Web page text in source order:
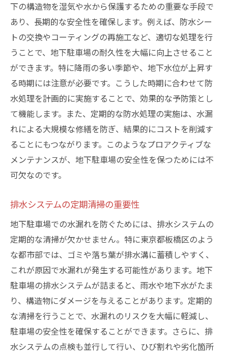
下の構造物を湿気や水から保護するための重要な手段で
あり、長期的な安全性を確保します。例えば、防水シー
トの交換やコーティングの再施工など、適切な処理を行
うことで、地下駐車場の耐久性を大幅に向上させること
ができます。特に降雨の多い季節や、地下水位が上昇す
る時期には注意が必要です。こうした時期に合わせて防
水処理を計画的に実施することで、効果的な予防策とし
て機能します。また、定期的な防水処理の実施は、水漏
れによる大規模な修繕を防ぎ、結果的にコストを削減す
ることにもつながります。このようなプロアクティブな
メンテナンスが、地下駐車場の安全性を保つためには不
可欠なのです。
排水システムの定期清掃の重要性
地下駐車場での水漏れを防ぐためには、排水システムの
定期的な清掃が欠かせません。特に東京都板橋区のよう
な都市部では、ゴミや落ち葉が排水溝に蓄積しやすく、
これが原因で水漏れが発生する可能性があります。地下
駐車場の排水システムが詰まると、雨水や地下水がたま
り、構造物にダメージを与えることがあります。定期的
な清掃を行うことで、水漏れのリスクを大幅に軽減し、
駐車場の安全性を確保することができます。さらに、排
水システムの点検も並行して行い、ひび割れや劣化箇所